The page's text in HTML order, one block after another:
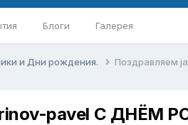
Блоги Галерея
и Дни рождения. Поздравляем
pavel С ДНЁМ